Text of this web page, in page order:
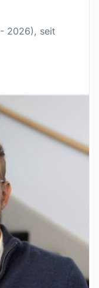
2026), seit